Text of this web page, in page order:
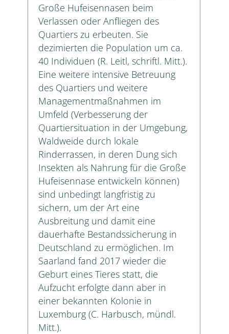
Große Hufeisennasen beim
Verlassen oder Anfliegen des
Quartiers zu erbeuten. Sie
dezimierten die Population um ca.
40 Individuen (R. Leitl, schriftl. Mitt.).
Eine weitere intensive Betreuung
des Quartiers und weitere
Managementmaßnahmen im
Umfeld (Verbesserung der
Quartiersituation in der Umgebung,
Waldweide durch lokale
Rinderrassen, in deren Dung sich
Insekten als Nahrung für die Große
Hufeisennase entwickeln können)
sind unbedingt langfristig zu
sichern, um der Art eine
Ausbreitung und damit eine
dauerhafte Bestandssicherung in
Deutschland zu ermöglichen. Im
Saarland fand 2017 wieder die
Geburt eines Tieres statt, die
Aufzucht erfolgte dann aber in
einer bekannten Kolonie in
Luxemburg (C. Harbusch, mündl.
Mitt.).